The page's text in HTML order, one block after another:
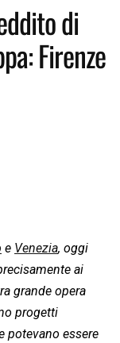
di
Firenze
e Venezia, oggi
ai
grande opera
progetti
potevano essere